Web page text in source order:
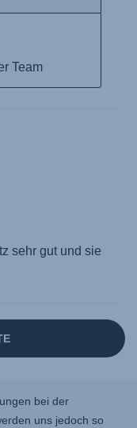
bei der
uns jedoch so